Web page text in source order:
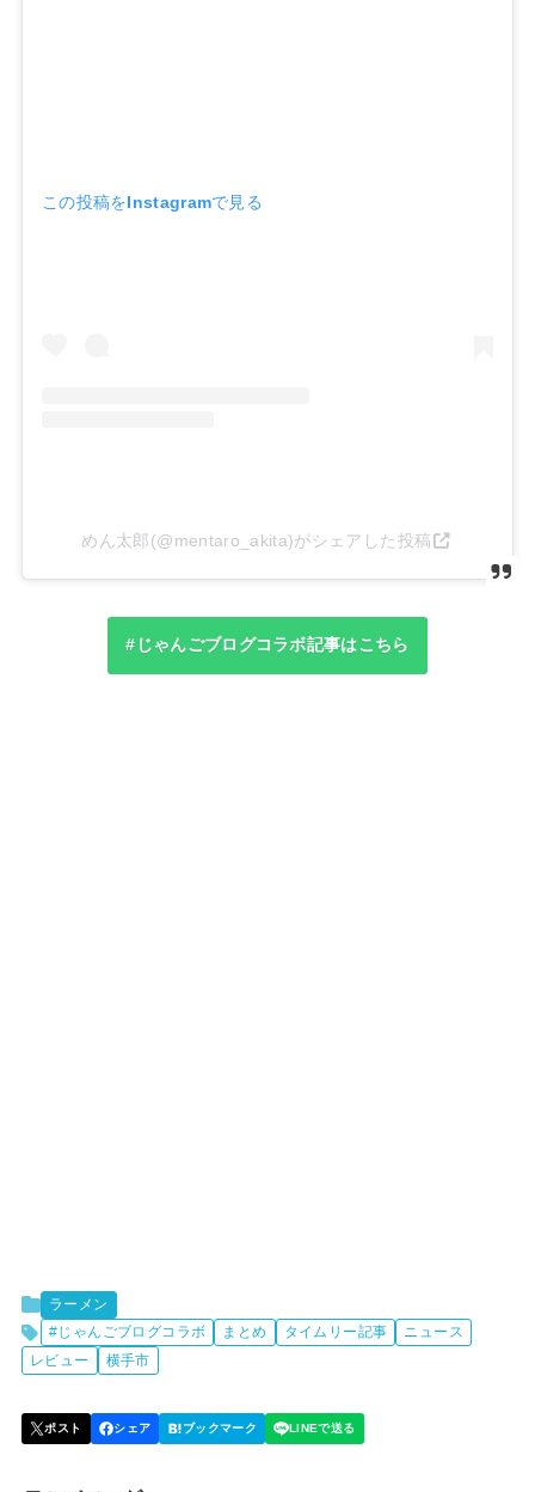
この投稿をInstagramで見る
めん太郎(@mentaro_akita)がシェアした投稿
#じゃんごブログコラボ記事はこちら
ラーメン
#じゃんごブログコラボ
まとめ タイムリー記事
ニュース
レビュー
横手市